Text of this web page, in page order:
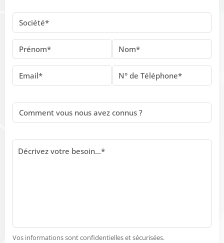
Vos informations sont confidentielles et sécurisées.